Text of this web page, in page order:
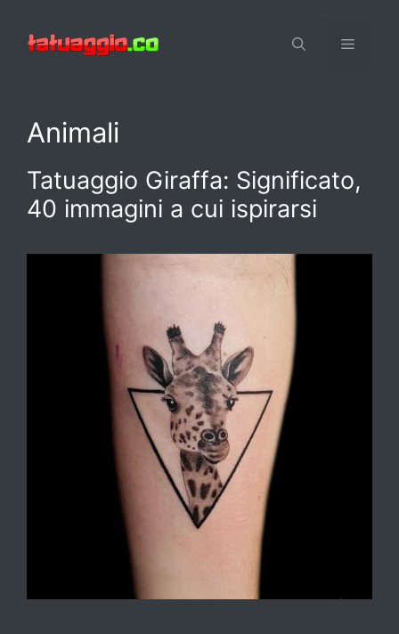
contenuto
Menu
Animali
Tatuaggio Giraffa: Significato,
40 immagini a cui ispirarsi